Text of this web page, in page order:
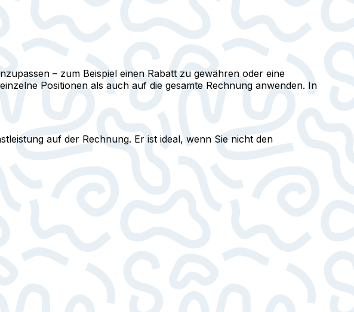
– zum Beispiel einen Rabatt zu gewähren oder eine
Positionen als auch auf die gesamte Rechnung anwenden. In
auf der Rechnung. Er ist ideal, wenn Sie nicht den